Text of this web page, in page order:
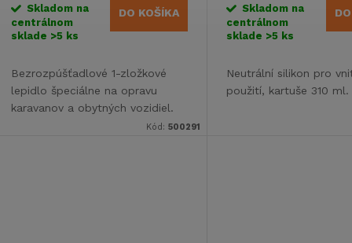
Skladom na
centrálnom
sklade >5 ks
DO KOŠÍKA
Bezrozpúšťadlové 1-zložkové
lepidlo špeciálne na opravu
karavanov a obytných vozidiel.
Kód:500291
Skladom na
centrálnom
sklade >5 ks
Neutrální silikon pro
použití, kartuše 310 ml.